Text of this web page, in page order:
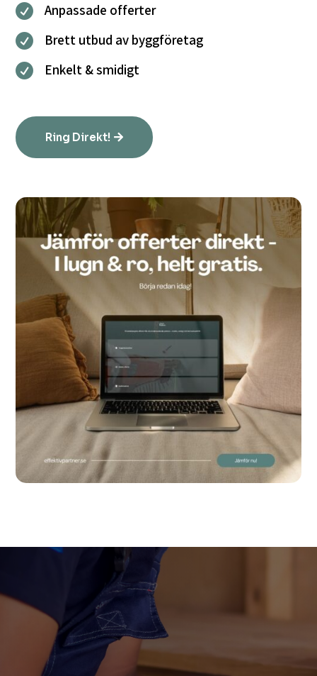
 Anpassade offerter
 Brett utbud av byggföretag
 Enkelt & smidigt
Ring Direkt!